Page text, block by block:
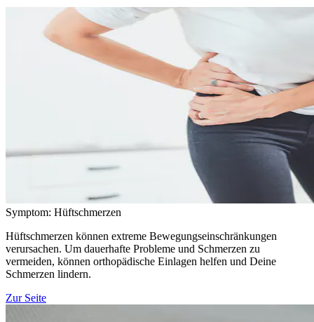
Symptom: Hüftschmerzen
Hüftschmerzen können extreme Bewegungseinschränkungen
verursachen. Um dauerhafte Probleme und Schmerzen zu
vermeiden, können orthopädische Einlagen helfen und Deine
Schmerzen lindern.
Zur Seite